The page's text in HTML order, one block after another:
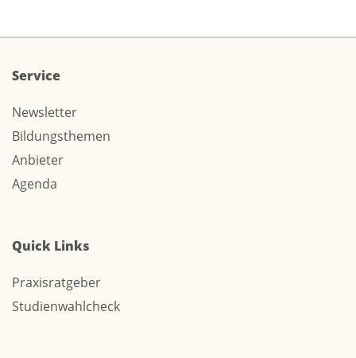
Service
Newsletter
Bildungsthemen
Anbieter
Agenda
Quick Links
Praxisratgeber
Studienwahlcheck